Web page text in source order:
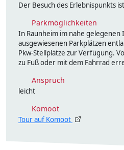
Der Besuch des Erlebnispunkts
Parkmöglichkeiten
In Raunheim im nahe
ausgewiesenen Parkplätzen
Pkw-Stellplätze zur Verfügung.
zu Fuß oder mit dem Fahrrad
Anspruch
leicht
Komoot
Tour auf Komoot